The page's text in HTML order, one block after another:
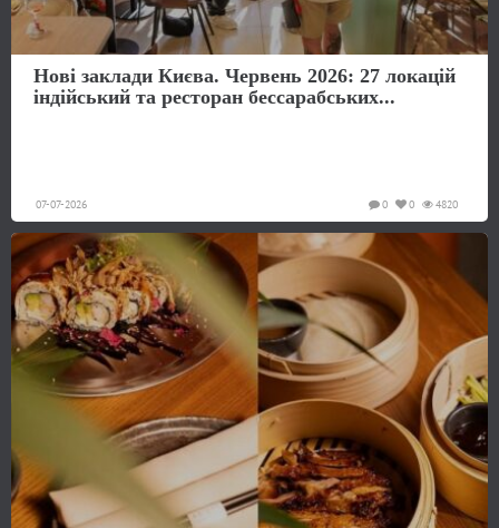
Нові заклади Києва. Червень 2026: 27 локацій
індійський та ресторан бессарабських...
07-07-2026 4820
0
0